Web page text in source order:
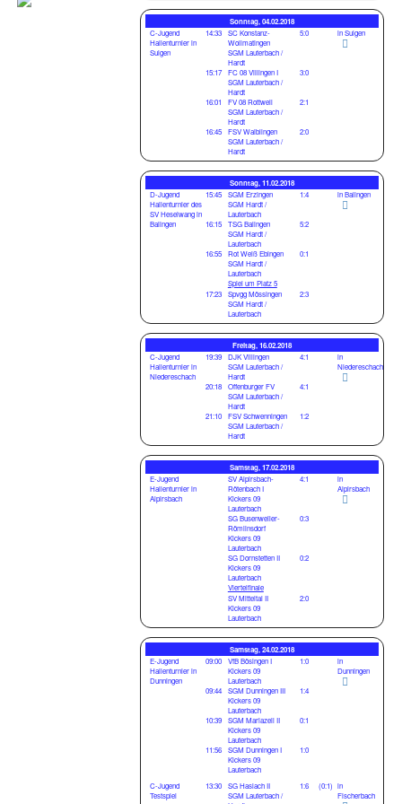
Sonntag, 04.02.2018
C-Jugend
Hallenturnier in
Sulgen
14:33
SC Konstanz-
Wollmatingen
SGM Lauterbach /
Hardt
5:0
15:17 FC 08 Villingen I
SGM Lauterbach /
Hardt
3:0
16:01
FV 08 Rottweil
SGM Lauterbach /
Hardt
2:1
16:45
FSV Waiblingen
SGM Lauterbach /
Hardt
2:0
in Sulgen
Sonntag, 11.02.2018
D-Jugend
Hallenturnier des
SV Heselwang in
Balingen
15:45
SGM Erzingen
SGM Hardt /
Lauterbach
1:4
16:15
TSG Balingen
SGM Hardt /
Lauterbach
5:2
16:55
Rot Weiß Ebingen
SGM Hardt /
Lauterbach
0:1
Spiel um Platz 5
17:23
Spvgg Mössingen
SGM Hardt /
Lauterbach
2:3
in Balingen
Freitag, 16.02.2018
C-Jugend
Hallenturnier in
Niedereschach
19:39
DJK Villingen
SGM Lauterbach /
Hardt
4:1
20:18
Offenburger FV
SGM Lauterbach /
Hardt
4:1
21:10
FSV Schwenningen
SGM Lauterbach /
Hardt
1:2
in
Niedereschach
Samstag, 17.02.2018
E-Jugend
Hallenturnier in
Alpirsbach
SV Alpirsbach-
Rötenbach I
Kickers 09
Lauterbach
4:1
SG Busenweiler-
Römlinsdorf
Kickers 09
Lauterbach
0:3
SG Dornstetten II
Kickers 09
Lauterbach
0:2
Viertelfinale
SV Mitteltal II
Kickers 09
Lauterbach
2:0
in
Alpirsbach
Samstag, 24.02.2018
E-Jugend
Hallenturnier in
Dunningen
09:00
VfB Bösingen I
Kickers 09
Lauterbach
1:0
09:44
SGM Dunningen III
Kickers 09
Lauterbach
1:4
10:39
SGM Mariazell II
Kickers 09
Lauterbach
0:1
11:56
SGM Dunningen I
Kickers 09
Lauterbach
1:0
in
Dunningen
C-Jugend
Testspiel
13:30
SG Haslach II
SGM Lauterbach /
1:6 (0:1) in
Fischerbach